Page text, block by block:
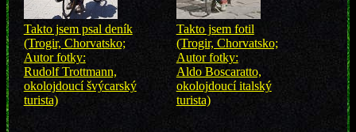
Takto jsem psal deník
(Trogir, Chorvatsko;
Autor fotky:
Rudolf Trottmann,
okolojdoucí švýcarský
turista)
Takto jsem fotil
(Trogir, Chorvatsko;
Autor fotky:
Aldo Boscaratto,
okolojdoucí italský
turista)